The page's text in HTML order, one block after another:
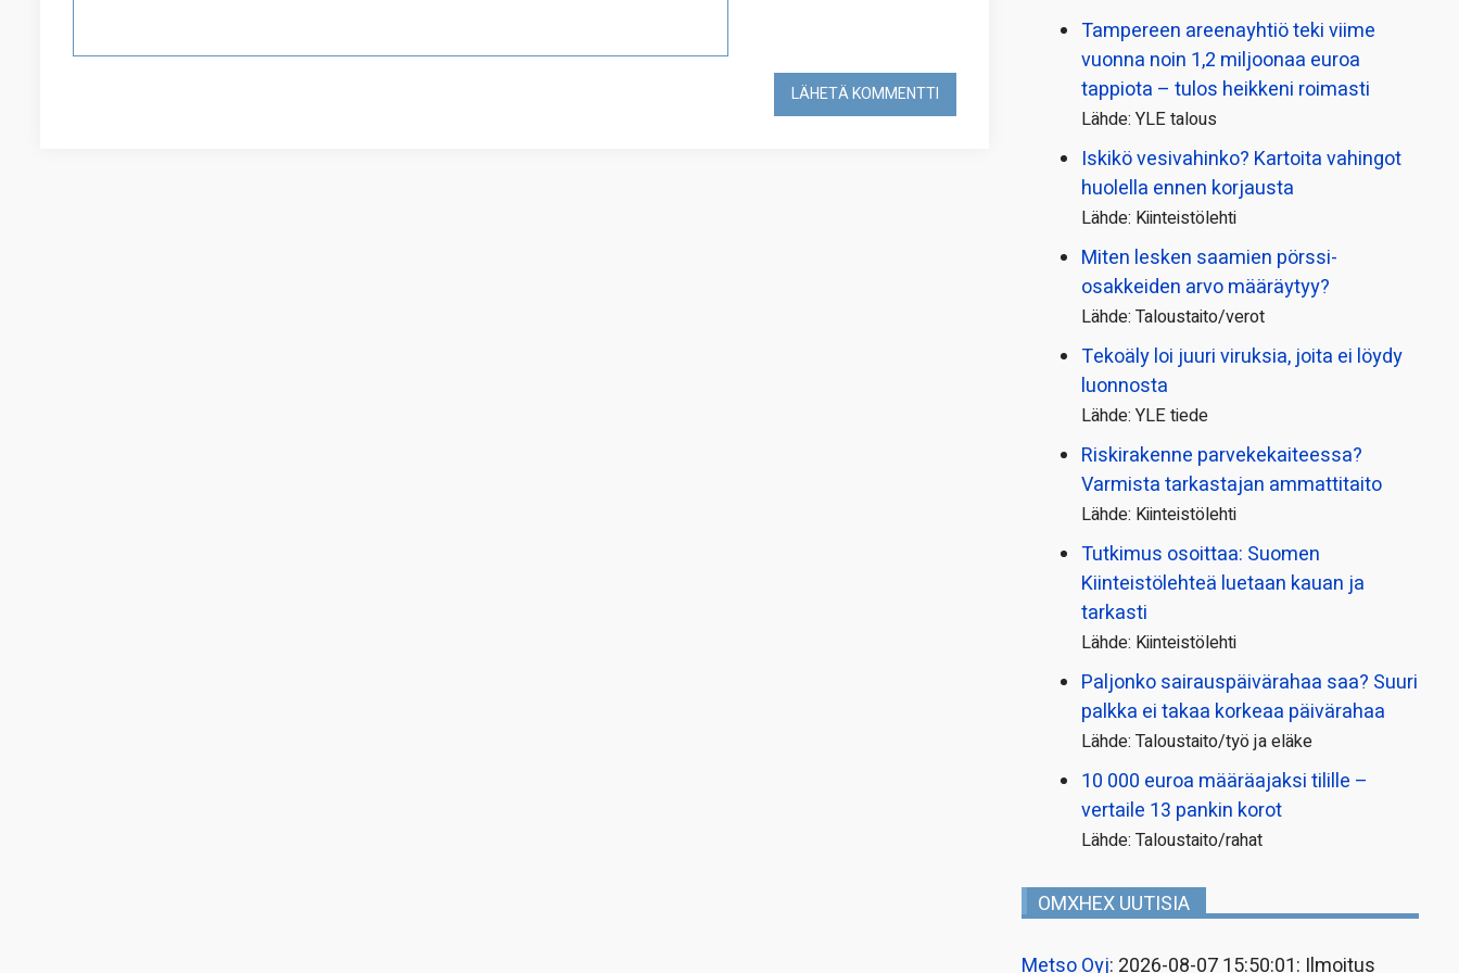
Tampereen areenayhtiö teki viime
vuonna noin 1,2 miljoonaa euroa
tappiota – tulos heikkeni roimasti
Lähde: YLE talous
Iskikö vesivahinko? Kartoita vahingot
huolella ennen korjausta
Lähde: Kiinteistölehti
Miten lesken saamien pörssi­
osakkeiden arvo määräytyy?
Lähde: Taloustaito/verot
Tekoäly loi juuri viruksia, joita ei löydy
luonnosta
Lähde: YLE tiede
Riskirakenne parvekekaiteessa?
Varmista tarkastajan ammattitaito
Lähde: Kiinteistölehti
Tutkimus osoittaa: Suomen
Kiinteistölehteä luetaan kauan ja
tarkasti
Lähde: Kiinteistölehti
Paljonko sairauspäivä­rahaa saa? Suuri
palkka ei takaa korkeaa päivärahaa
Lähde: Taloustaito/työ ja eläke
10 000 euroa määräajaksi tilille –
vertaile 13 pankin korot
Lähde: Taloustaito/rahat
OMXHEX UUTISIA
Metso Oyj: 2026-08-07 15:50:01: Ilmoitus